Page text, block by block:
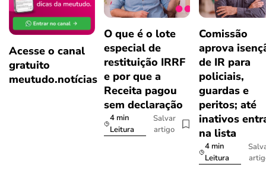
Acesse o canal
gratuito
meutudo.notícias
O que é o lote
especial de
restituição IRRF
e por que a
Receita pagou
sem declaração
4 min
Leitura
Salvar
artigo
Comissão
aprova
de IR para
policiais,
guardas e
peritos; até
inativos
na lista
4 min
Leitura